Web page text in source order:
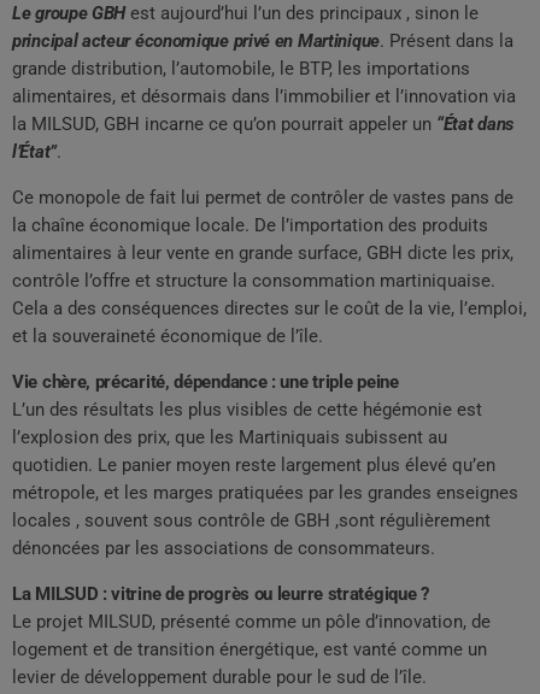
Le groupe GBH est aujourd’hui l’un des principaux , sinon le
principal acteur économique privé en Martinique. Présent dans la
grande distribution, l’automobile, le BTP, les importations
alimentaires, et désormais dans l’immobilier et l’innovation via
la MILSUD, GBH incarne ce qu’on pourrait appeler un “État dans
l’État”.
Ce monopole de fait lui permet de contrôler de vastes pans de
la chaîne économique locale. De l’importation des produits
alimentaires à leur vente en grande surface, GBH dicte les prix,
contrôle l’offre et structure la consommation martiniquaise.
Cela a des conséquences directes sur le coût de la vie, l’emploi,
et la souveraineté économique de l’île.
Vie chère, précarité, dépendance : une triple peine
L’un des résultats les plus visibles de cette hégémonie est
l’explosion des prix, que les Martiniquais subissent au
quotidien. Le panier moyen reste largement plus élevé qu’en
métropole, et les marges pratiquées par les grandes enseignes
locales , souvent sous contrôle de GBH ,sont régulièrement
dénoncées par les associations de consommateurs.
La MILSUD : vitrine de progrès ou leurre stratégique ?
Le projet MILSUD, présenté comme un pôle d’innovation, de
logement et de transition énergétique, est vanté comme un
levier de développement durable pour le sud de l’île.